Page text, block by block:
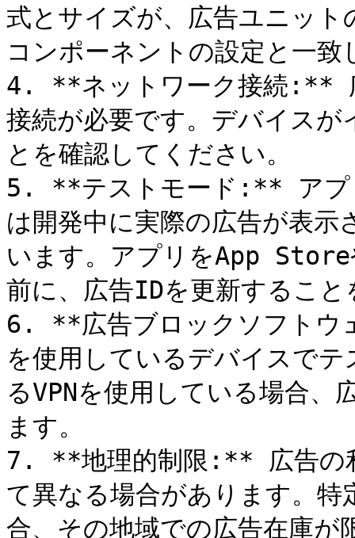
式とサイズが、広告ユニッ
コンポーネントの設定と一
4. **ネットワーク接続:**
接続が必要です。デバイス
とを確認してください。
5. **テストモード:** アプ
は開発中に実際の広告が表
います。アプリをApp
前に、広告IDを更新するこ
6. **広告ブロックソフトウ
を使用しているデバイスで
るVPNを使用している場合、
ます。
7. **地理的制限:** 広告の
て異なる場合があります。
合、その地域での広告在庫が